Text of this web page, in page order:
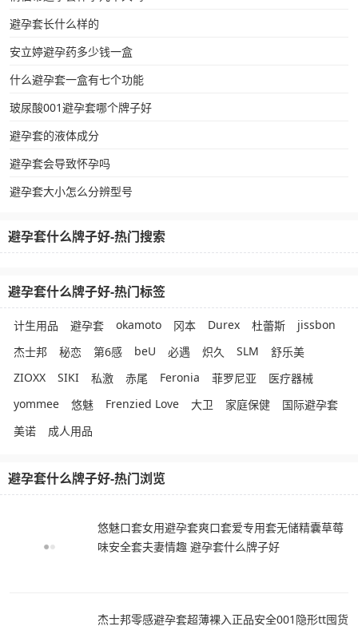
避孕套长什么样的
安立婷避孕药多少钱一盒
什么避孕套一盒有七个功能
玻尿酸001避孕套哪个牌子好
避孕套的液体成分
避孕套会导致怀孕吗
避孕套大小怎么分辨型号
避孕套什么牌子好-热门搜索
避孕套什么牌子好-热门标签
计生用品 避孕套 okamoto 冈本 Durex 杜蕾斯
jissbon
杰士邦
秘恋 第6感 beU 必遇 炽久 SLM
舒乐美
ZIOXX
SIKI 私激 赤尾 Feronia 菲罗尼亚
医疗器械
yommee
悠魅 Frenzied Love 大卫 家庭保健
国际避孕套
美诺
成人用品
避孕套什么牌子好-热门浏览
悠魅口套女用避孕套爽口套爱专用套无储精囊草莓
味安全套夫妻情趣 避孕套什么牌子好
杰士邦零感避孕套超薄裸入正品安全001隐形tt囤货